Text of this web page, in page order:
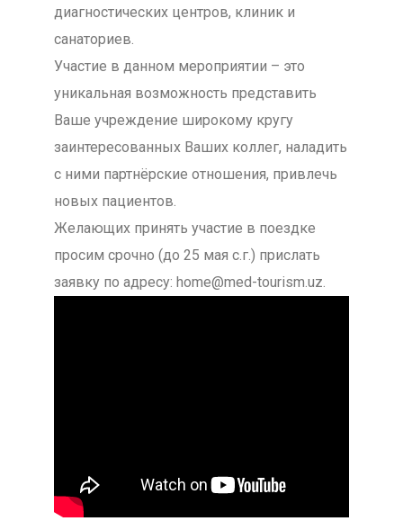
диагностических центров, клиник и
санаториев.
Участие в данном мероприятии – это
уникальная возможность представить
Ваше учреждение широкому кругу
заинтересованных Ваших коллег, наладить
с ними партнёрские отношения, привлечь
новых пациентов.
Желающих принять участие в поездке
просим срочно (до 25 мая с.г.) прислать
заявку по адресу: home@med-tourism.uz.